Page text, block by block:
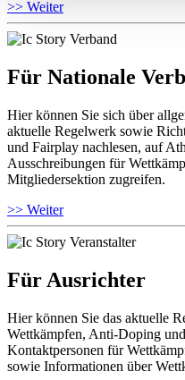
>> Weiter
Für Nationale
Hier können Sie sich über
aktuelle Regelwerk sowie
und Fairplay nachlesen, auf
Ausschreibungen für
Mitgliedersektion zugreifen.
>> Weiter
Für Ausrichter
Hier können Sie das aktuelle
Wettkämpfen, Anti-Doping
Kontaktpersonen für
sowie Informationen über